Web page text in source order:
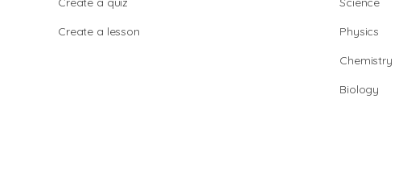
Create a lesson
Physics
Chemistry
Biology